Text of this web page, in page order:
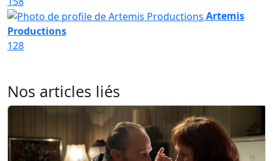
Artemis
Productions
128
Nos articles liés